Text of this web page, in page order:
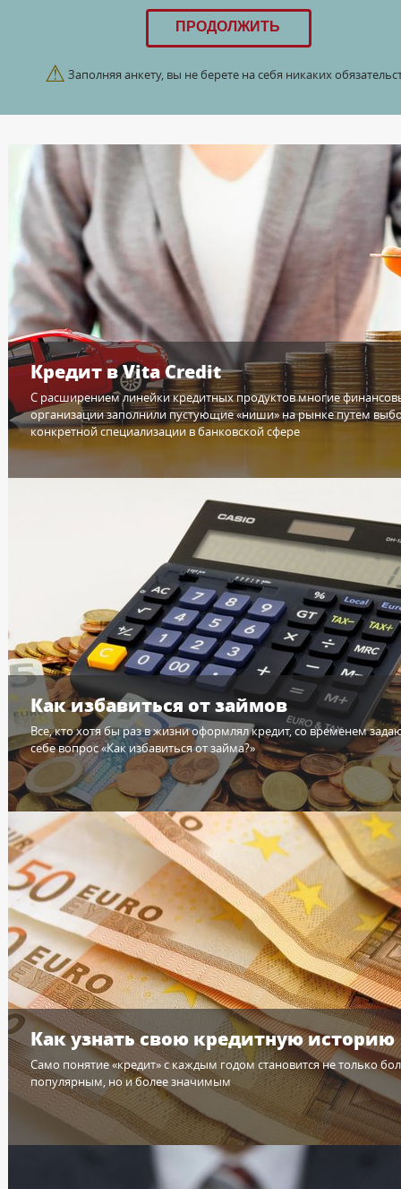
⚠ Заполняя анкету, вы не берете на себя никаких
Кредит в Vita Credit
С расширением линейки кредитных продуктов многие
организации заполнили пустующие «ниши» на рынке путем
конкретной специализации в банковской сфере
Как избавиться от займов
Все, кто хотя бы раз в жизни оформлял кредит, со временем
себе вопрос «Как избавиться от займа?»
Как узнать свою кредитную историю
Само понятие «кредит» с каждым годом становится не только
популярным, но и более значимым